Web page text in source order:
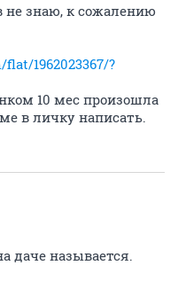
не знаю, к сожалению
1962023367/?
10 мес произошла
в личку написать.
даче называется.